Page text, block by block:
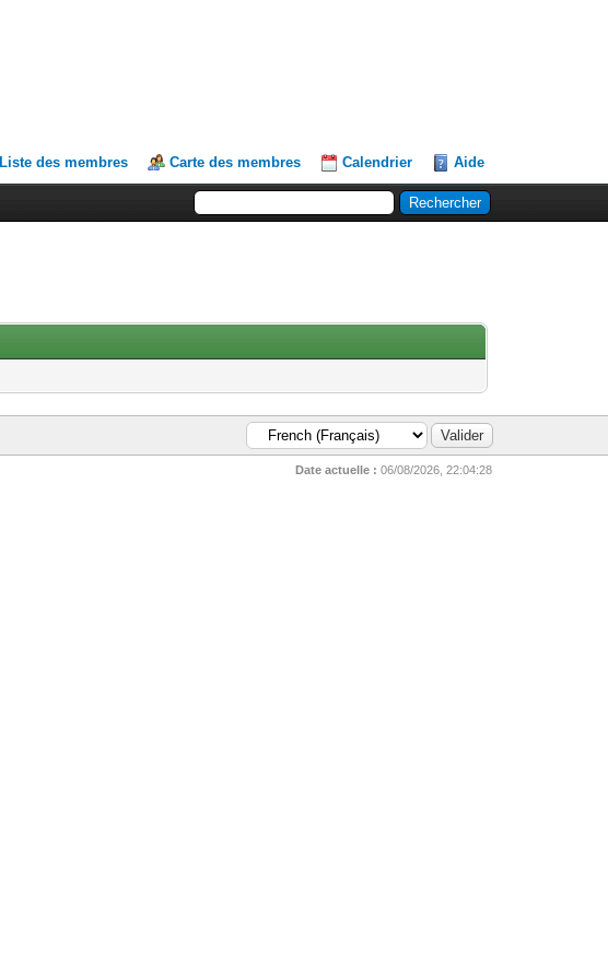
Liste des membres Carte des membres Calendrier Aide
Date actuelle : 06/08/2026, 22:04:28